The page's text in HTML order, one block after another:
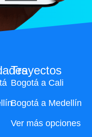
Trayectos
Bogotá a Cali
Bogotá a Medellín
Ver más opciones